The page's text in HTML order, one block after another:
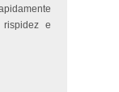
rispidez e